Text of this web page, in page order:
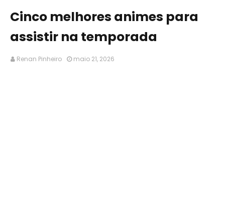
Cinco melhores animes para
assistir na temporada
Renan Pinheiro maio 21, 2026